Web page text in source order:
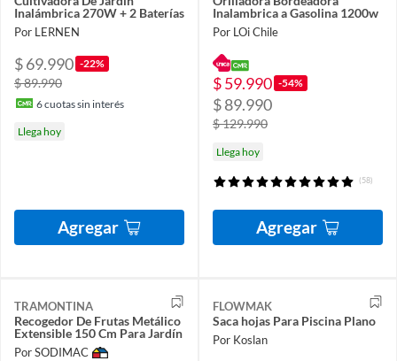
Inalámbrica 270W + 2 Baterías
Por LERNEN
$ 69.990 -22%
$ 89.990
6cuotas sin interés
Llega hoy
Agregar
Inalambrica a Gasolina 1200w
Por LOi Chile
$ 59.990 -54%
$ 89.990
$ 129.990
Llega hoy
(58)
Agregar
TRAMONTINA
Recogedor De Frutas Metálico
Extensible 150 Cm Para Jardín
Por SODIMAC
FLOWMAK
Saca hojas Para Piscina Plano
Por Koslan